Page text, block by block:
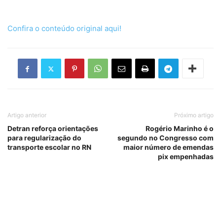
Confira o conteúdo original aqui!
Artigo anterior
Detran reforça orientações
para regularização do
transporte escolar no RN
Próximo artigo
Rogério Marinho é o
segundo no Congresso com
maior número de emendas
pix empenhadas